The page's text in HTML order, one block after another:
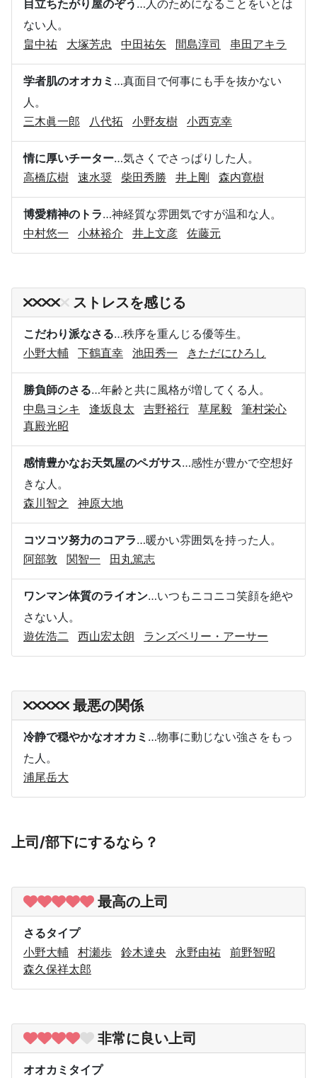
目立ちたがり屋のぞう …人のためになることをいとは
ない人。
畠中祐
大塚芳忠 中田祐矢 間島淳司 串田アキラ
学者肌のオオカミ …真面目で何事にも手を抜かない
人。
三木眞一郎
八代拓 小野友樹 小西克幸
情に厚いチーター…気さくでさっぱりした人。
高橋広樹
速水奨 柴田秀勝 井上剛 森内寛樹
博愛精神のトラ…神経質な雰囲気ですが温和な人。
中村悠一
小林裕介 井上文彦 佐藤元
ストレスを感じる
こだわり派なさる…秩序を重んじる優等生。
小野大輔
下鶴直幸 池田秀一 きただにひろし
勝負師のさる…年齢と共に風格が増してくる人。
中島ヨシキ
逢坂良太 吉野裕行 草尾毅
筆村栄心
真殿光昭
感情豊かなお天気屋のペガサス…感性が豊かで空想好
きな人。
森川智之
神原大地
コツコツ努力のコアラ…暖かい雰囲気を持った人。
阿部敦
関智一 田丸篤志
ワンマン体質のライオン…いつもニコニコ笑顔を絶や
さない人。
遊佐浩二
西山宏太朗 ランズベリー・アーサー
最悪の関係
冷静で穏やかなオオカミ …物事に動じない強さをもっ
た人。
浦尾岳大
上司/部下にするなら？
最高の上司
さるタイプ
小野大輔
村瀬歩 鈴木達央 永野由祐
前野智昭
森久保祥太郎
非常に良い上司
オオカミタイプ